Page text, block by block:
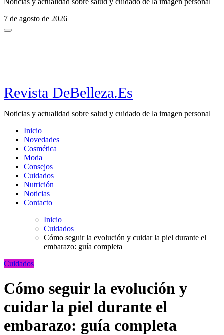
Noticias y actualidad sobre salud y cuidado de la imagen personal
7 de agosto de 2026
Revista DeBelleza.Es
Noticias y actualidad sobre salud y cuidado de la imagen personal
Inicio
Novedades
Cosmética
Moda
Consejos
Cuidados
Nutrición
Noticias
Contacto
Inicio
Cuidados
Cómo seguir la evolución y cuidar la piel durante el
embarazo: guía completa
Cuidados
Cómo seguir la evolución y
cuidar la piel durante el
embarazo: guía completa